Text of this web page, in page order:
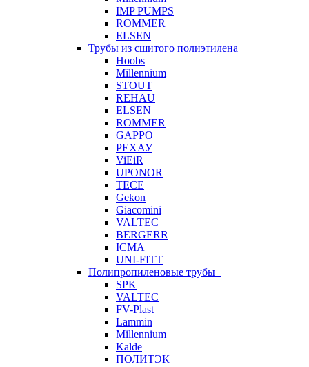
IMP PUMPS
ROMMER
ELSEN
Трубы из сшитого полиэтилена
Hoobs
Millennium
STOUT
REHAU
ELSEN
ROMMER
GAPPO
РЕХАУ
ViEiR
UPONOR
TECE
Gekon
Giacomini
VALTEC
BERGERR
ICMA
UNI-FITT
Полипропиленовые трубы
SPK
VALTEC
FV-Plast
Lammin
Millennium
Kalde
ПОЛИТЭК